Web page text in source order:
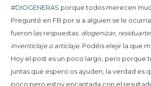
#DIOGENERAS porque todos merecen
Pregunté en FB por si a alguien se le
fueron las respuestas: diogenizar,
inventiclaje o articlaje. Podéis elejir la que
Hoy el post es un poco largo, pero porque
juntas que espero os ayuden, la verdad es
poco,pero estoy encantada con el